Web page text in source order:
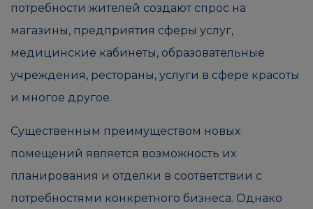
потребности жителей создают спрос на
магазины, предприятия сферы услуг,
медицинские кабинеты, образовательные
учреждения, рестораны, услуги в сфере красоты
и многое другое.
Существенным преимуществом новых
помещений является возможность их
планирования и отделки в соответствии с
потребностями конкретного бизнеса. Однако